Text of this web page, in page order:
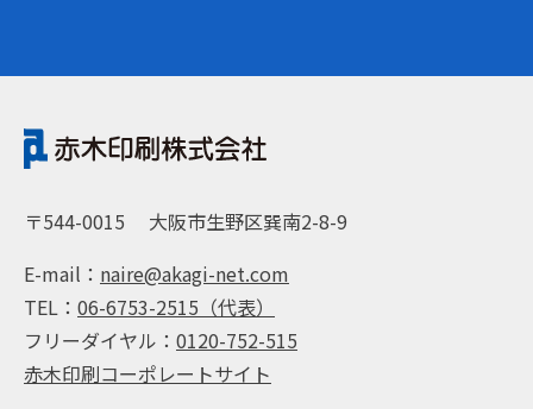
〒544-0015
大阪市生野区巽南2-8-9
E-mail： naire@akagi-net.com
TEL： 06-6753-2515（代表）
フリーダイヤル： 0120-752-515
赤木印刷コーポレートサイト